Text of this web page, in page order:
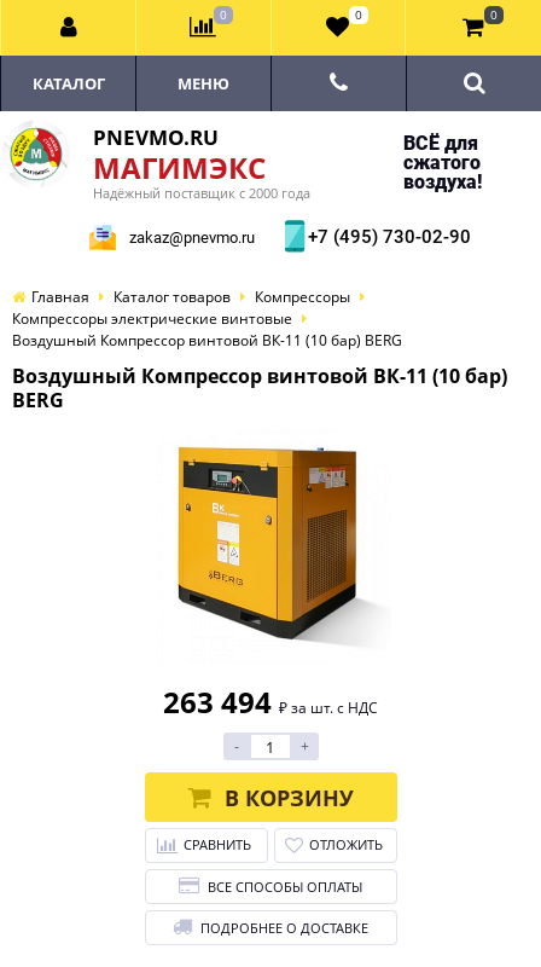
PNEVMO.RU
МАГИМЭКС
Надёжный поставщик с 2000 года
ВСЁ для
сжатого
воздуха!
zakaz@pnevmo.ru +7 (495) 730-02-90
КАТАЛОГ МЕНЮ
Главная Каталог товаров
Компрессоры
Компрессоры электрические винтовые
Воздушный Компрессор винтовой ВК-11 (10 бар) BERG
Воздушный Компрессор винтовой ВК-11 (10 бар)
BERG
263 494 ₽ за шт. с НДС
-
+
В КОРЗИНУ
СРАВНИТЬ ОТЛОЖИТЬ
ВСЕ СПОСОБЫ ОПЛАТЫ
ПОДРОБНЕЕ О ДОСТАВКЕ
0 0 0